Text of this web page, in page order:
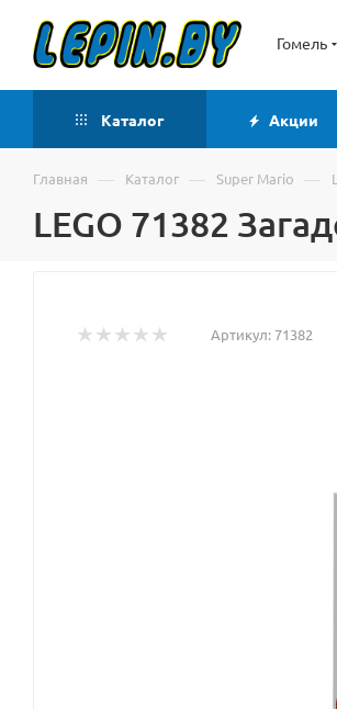
Гомель
Каталог Акции
Главная — Каталог — Super Mario —
LEGO 71382
Артикул: 71382